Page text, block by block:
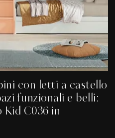
con letti a castello
funzionali e belli:
Kid C036 in